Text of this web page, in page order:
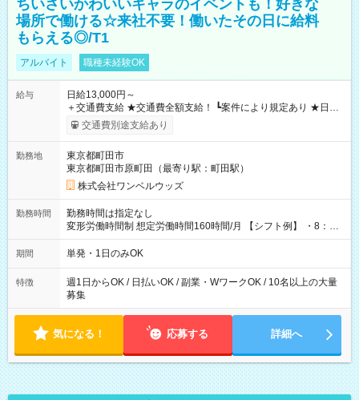
ちいさいかわいいキャラのイベントも！好きな
場所で働ける☆来社不要！働いたその日に給料
もらえる◎/T1
アルバイト 職種未経験OK
給与
日給13,000円～
＋交通費支給 ★交通費全額支給！ ┗案件により規定あり ★日払
いOK！（規定あり） ┗働いたその日に現金GET♪ お仕事後はコ
ンビニATMから 日払い分を引き落とせます！ 【試用期間】試
交通費別途支給あり
勤務地
東京都町田市
東京都町田市原町田（最寄り駅：町田駅）
株式会社ワンベルウッズ
勤務時間
勤務時間は指定なし
変形労働時間制 想定労働時間160時間/月 【シフト例】 ・8：00
～21：00
期間 単発・1日のみOK
特徴
週1日からOK / 日払いOK / 副業・WワークOK / 10名以上の大量
募集
気になる！ 応募する 詳細へ